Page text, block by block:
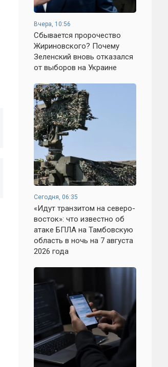
Вчера, 10:56
Сбывается пророчество
Жириновского? Почему
Зеленский вновь отказался
от выборов на Украине
Сегодня, 06:35
«Идут транзитом на северо-
восток»: что известно об
атаке БПЛА на Тамбовскую
область в ночь на 7 августа
2026 года